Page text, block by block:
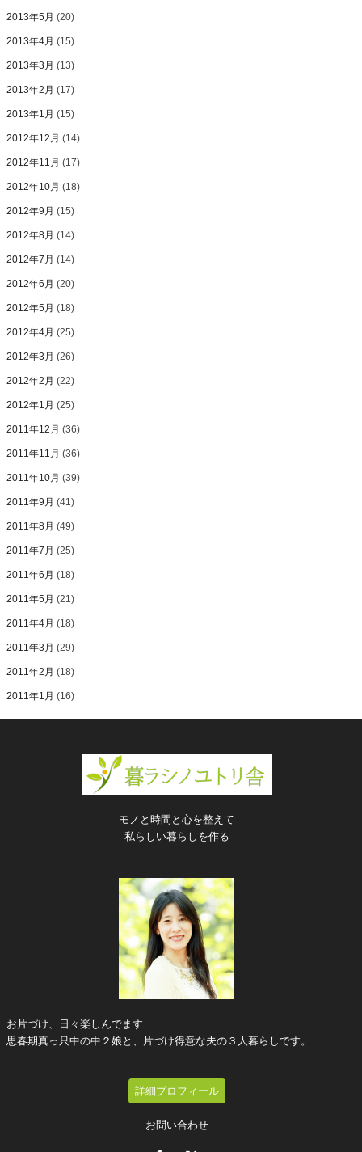
2013年5月 (20)
2013年4月 (15)
2013年3月 (13)
2013年2月 (17)
2013年1月 (15)
2012年12月 (14)
2012年11月 (17)
2012年10月 (18)
2012年9月 (15)
2012年8月 (14)
2012年7月 (14)
2012年6月 (20)
2012年5月 (18)
2012年4月 (25)
2012年3月 (26)
2012年2月 (22)
2012年1月 (25)
2011年12月 (36)
2011年11月 (36)
2011年10月 (39)
2011年9月 (41)
2011年8月 (49)
2011年7月 (25)
2011年6月 (18)
2011年5月 (21)
2011年4月 (18)
2011年3月 (29)
2011年2月 (18)
2011年1月 (16)
モノと時間と心を整えて
私らしい暮らしを作る
お片づけ、日々楽しんでます
思春期真っ只中の中２娘と、片づけ得意な夫の３人暮らしです。
詳細プロフィール
お問い合わせ